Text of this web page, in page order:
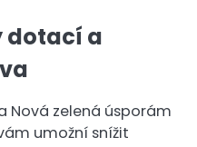
dotací a
zelená úsporám
umožní snížit